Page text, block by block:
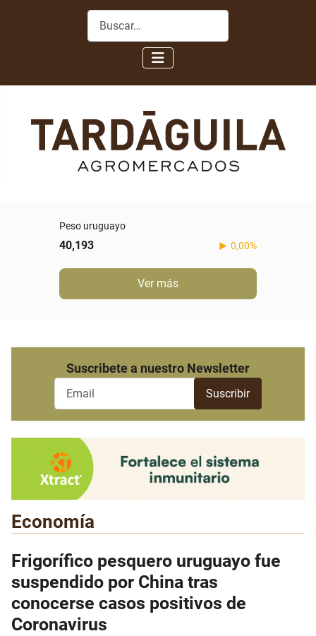
Buscar
Peso uruguayo
40,193 0,00%
Ver más
Suscribete a nuestro Newsletter
Economía
Frigorífico pesquero uruguayo fue
suspendido por China tras
conocerse casos positivos de
Coronavirus